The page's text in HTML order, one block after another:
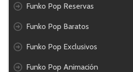
Funko Pop Reservas
Funko Pop Baratos
Funko Pop Exclusivos
Funko Pop Animación